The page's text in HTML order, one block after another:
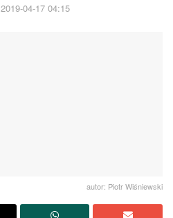
2019-04-17 04:15
autor: Piotr Wiśniewski